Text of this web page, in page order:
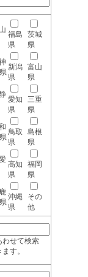
山
福島
県
茨城
県
新潟
県
富山
県
愛知
県
三重
県
鳥取
県
島根
県
高知
県
福岡
県
鹿
沖縄
県
その
他
せて検索
す。